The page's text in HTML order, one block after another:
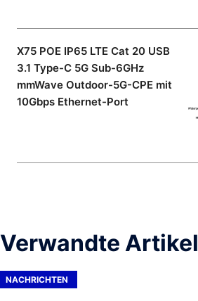
X75 POE IP65 LTE Cat 20 USB
3.1 Type-C 5G Sub-6GHz
mmWave Outdoor-5G-CPE mit
10Gbps Ethernet-Port
Verwandte Artikel
NACHRICHTEN